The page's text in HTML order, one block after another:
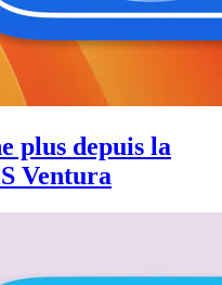
plus depuis la
Ventura